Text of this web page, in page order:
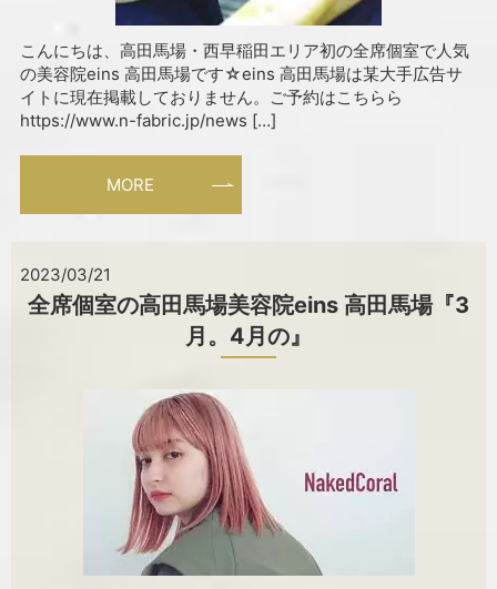
こんにちは、高田馬場・西早稲田エリア初の全席個室で人気
の美容院eins 高田馬場です☆eins 高田馬場は某大手広告サ
イトに現在掲載しておりません。ご予約はこちらら
https://www.n-fabric.jp/news […]
MORE
2023/03/21
全席個室の高田馬場美容院eins 高田馬場『3
月。4月の』